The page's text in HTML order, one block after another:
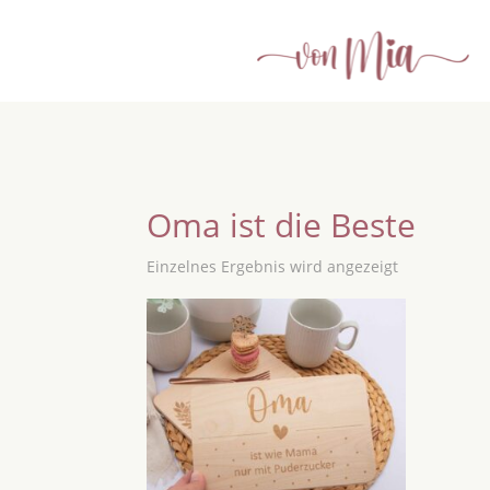
Oma ist die Beste
Einzelnes Ergebnis wird angezeigt